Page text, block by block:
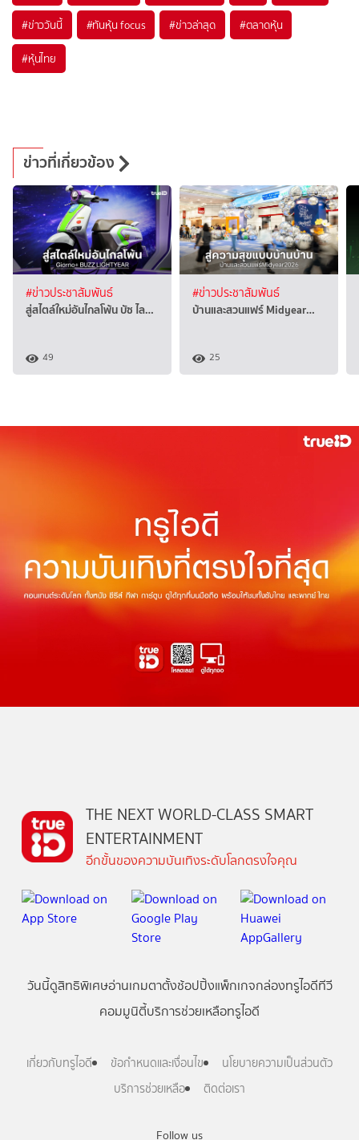
#ข่าววันนี้ #ทันหุ้น focus #ข่าวล่าสุด #ตลาดหุ้น
#หุ้นไทย
ข่าวที่เกี่ยวข้อง
#ข่าวประชาสัมพันธ์
สู่สไตล์ใหม่อันไกลโพ้น บัซ ไล…
49
#ข่าวประชาสัมพันธ์
บ้านและสวนแฟร์ Midyear…
25
Follow us
THE NEXT WORLD-CLASS SMART
ENTERTAINMENT
อีกขั้นของความบันเทิงระดับโลกตรงใจคุณ
วันนี้ดูสิทธิพิเศษอ่านเกมตาตั้งช้อปปิ้งแพ็กเกจกล่องทรูไอดีทีวี
คอมมูนิตี้บริการช่วยเหลือทรูไอดี
เกี่ยวกับทรูไอดี ข้อกำหนดและเงื่อนไข
นโยบายความเป็นส่วนตัว
บริการช่วยเหลือ
ติดต่อเรา